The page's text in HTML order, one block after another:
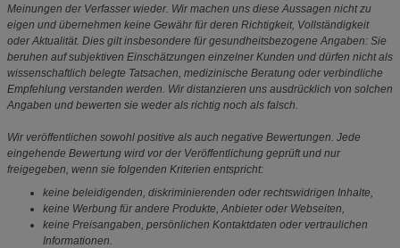
Meinungen der Verfasser wieder. Wir machen uns diese Aussagen nicht zu
eigen und übernehmen keine Gewähr für deren Richtigkeit, Vollständigkeit
oder Aktualität. Dies gilt insbesondere für gesundheitsbezogene Angaben: Sie
beruhen auf subjektiven Einschätzungen einzelner Kunden und dürfen nicht als
wissenschaftlich belegte Tatsachen, medizinische Beratung oder verbindliche
Empfehlung verstanden werden. Wir distanzieren uns ausdrücklich von solchen
Angaben und bewerten sie weder als richtig noch als falsch.
Wir veröffentlichen sowohl positive als auch negative Bewertungen. Jede
eingehende Bewertung wird vor der Veröffentlichung geprüft und nur
freigegeben, wenn sie folgenden Kriterien entspricht:
keine beleidigenden, diskriminierenden oder rechtswidrigen Inhalte,
keine Werbung für andere Produkte, Anbieter oder Webseiten,
keine Preisangaben, persönlichen Kontaktdaten oder vertraulichen
Informationen.